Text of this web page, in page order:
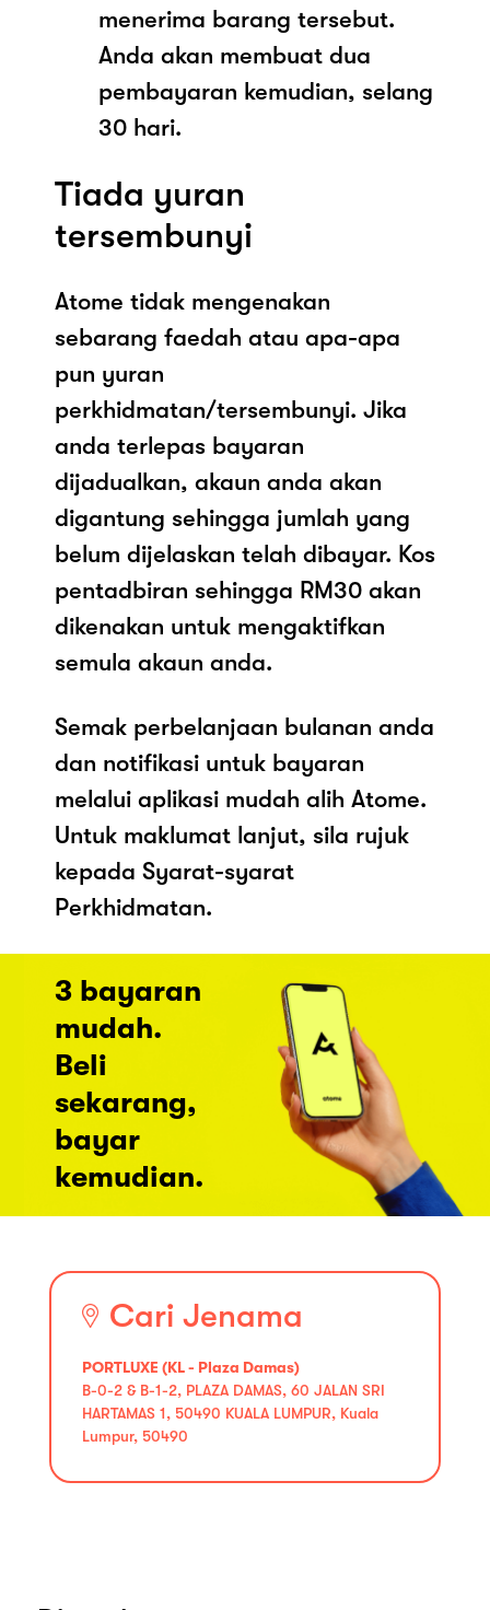
menerima barang tersebut.
Anda akan membuat dua
pembayaran kemudian, selang
30 hari.
Tiada yuran
tersembunyi
Atome tidak mengenakan
sebarang faedah atau apa-apa
pun yuran
perkhidmatan/tersembunyi. Jika
anda terlepas bayaran
dijadualkan, akaun anda akan
digantung sehingga jumlah yang
belum dijelaskan telah dibayar. Kos
pentadbiran sehingga RM30 akan
dikenakan untuk mengaktifkan
semula akaun anda.
Semak perbelanjaan bulanan anda
dan notifikasi untuk bayaran
melalui aplikasi mudah alih Atome.
Untuk maklumat lanjut, sila rujuk
kepada Syarat-syarat
Perkhidmatan.
3 bayaran
mudah.
Beli
sekarang,
bayar
kemudian.
Cari Jenama
PORTLUXE (KL - Plaza Damas)
B-0-2 & B-1-2, PLAZA DAMAS, 60 JALAN SRI
HARTAMAS 1, 50490 KUALA LUMPUR, Kuala
Lumpur, 50490